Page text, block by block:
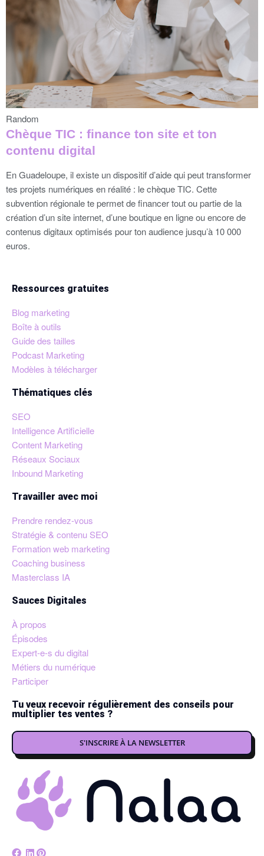
Random
Chèque TIC : finance ton site et ton
contenu digital
En Guadeloupe, il existe un dispositif d’aide qui peut transformer
tes projets numériques en réalité : le chèque TIC. Cette
subvention régionale te permet de financer tout ou partie de la
création d’un site internet, d’une boutique en ligne ou encore de
contenus digitaux optimisés pour ton audience jusqu’à 10 000
euros.
Ressources gratuites
Blog marketing
Boîte à outils
Guide des tailles
Podcast Marketing
Modèles à télécharger
Thématiques clés
SEO
Intelligence Artificielle
Content Marketing
Réseaux Sociaux
Inbound Marketing
Travailler avec moi
Prendre rendez-vous
Stratégie & contenu SEO
Formation web marketing
Coaching business
Masterclass IA
Sauces Digitales
À propos
Épisodes
Expert-e-s du digital
Métiers du numérique
Participer
Tu veux recevoir régulièrement des conseils pour
multiplier tes ventes ?
S'INSCRIRE À LA NEWSLETTER